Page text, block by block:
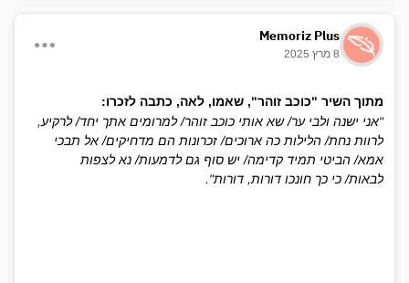
Memoriz Plus
8 מרץ 2025
מתוך השיר "כוכב זוהר", שאמו, לאה, כתבה לזכרו:
"אני ישנה ולבי ער/ שא אותי כוכב זוהר/ למרומים אתך יחד/ לרקיע,
לרוות נחת/ הלילות כה ארוכים/ זכרונות הם מדחיקים/ אל תבכי
אמא/ הביטי תמיד קדימה/ יש סוף גם לדמעות/ נא לצפות
לבאות/ כי כך חונכו דורות, דורות".